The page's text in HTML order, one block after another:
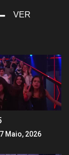
VER
Maio, 2026